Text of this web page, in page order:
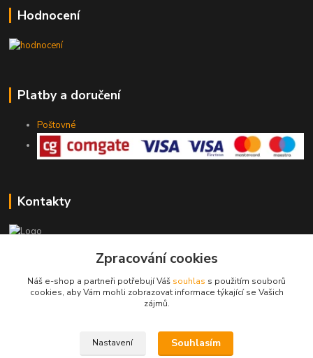
Hodnocení
Platby a doručení
Poštovné
Kontakty
rodinny.bazarek@seznam.cz
Zpracování cookies
Náš e-shop a partneři potřebují Váš souhlas s použitím souborů
cookies, aby Vám mohli zobrazovat informace týkající se Vašich
zájmů.
Nastavení Souhlasím